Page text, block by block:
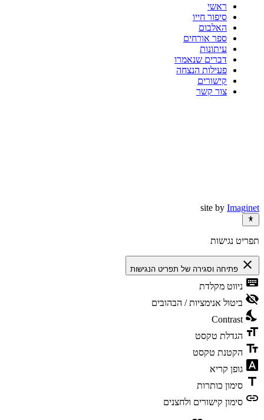
content
ראשי
סיפור חייו
האלבום
ספר אורחים
עיתונות
דברים שנאמרו
פעילות הנצחה
קישורים
צור קשר
site by Imaginet
תפריט נגישות
close פתיחה וסגירה של תפריט הנגישות
keyboard ניווט מקלדת
visibility_off ביטול אנימציות / הבהובים
nights_stay
Contrast
format_size הגדלת טקסט
text_fields הקטנת טקסט
font_download גופן קריא
title סימון כותרות
link סימון קישורים ולחצנים